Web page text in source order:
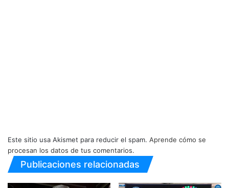
Este sitio usa Akismet para reducir el spam. Aprende cómo se
procesan los datos de tus comentarios.
Publicaciones relacionadas